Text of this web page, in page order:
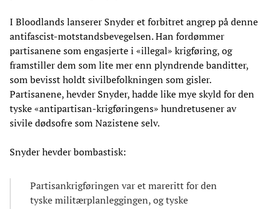
I Bloodlands lanserer Snyder et forbitret angrep på denne
antifascist-motstandsbevegelsen. Han fordømmer
partisanene som engasjerte i «illegal» krigføring, og
framstiller dem som lite mer enn plyndrende banditter,
som bevisst holdt sivilbefolkningen som gisler.
Partisanene, hevder Snyder, hadde like mye skyld for den
tyske «antipartisan-krigføringens» hundretusener av
sivile dødsofre som Nazistene selv.
Snyder hevder bombastisk:
Partisankrigføringen var et mareritt for den
tyske militærplanleggingen, og tyske